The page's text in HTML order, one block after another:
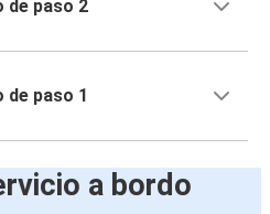
de paso 2
de paso 1
a bordo